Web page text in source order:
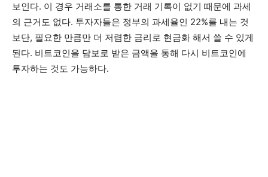
보인다. 이 경우 거래소를 통한 거래 기록이 없기 때문에 과세
의 근거도 없다. 투자자들은 정부의 과세율인 22%를 내는 것
보단, 필요한 만큼만 더 저렴한 금리로 현금화 해서 쓸 수 있게
된다. 비트코인을 담보로 받은 금액을 통해 다시 비트코인에
투자하는 것도 가능하다.